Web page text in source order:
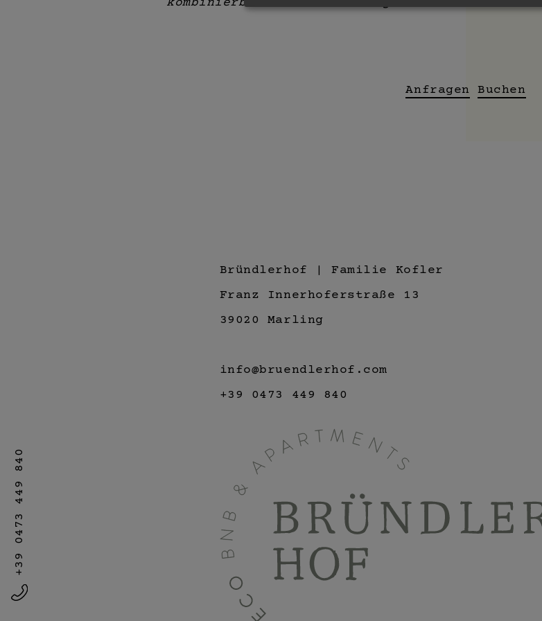
Anfragen Buchen
+39 0473 449 840
Bründlerhof | Familie Kofler
Franz Innerhoferstraße 13
39020 Marling
info@bruendlerhof.com
+39 0473 449 840